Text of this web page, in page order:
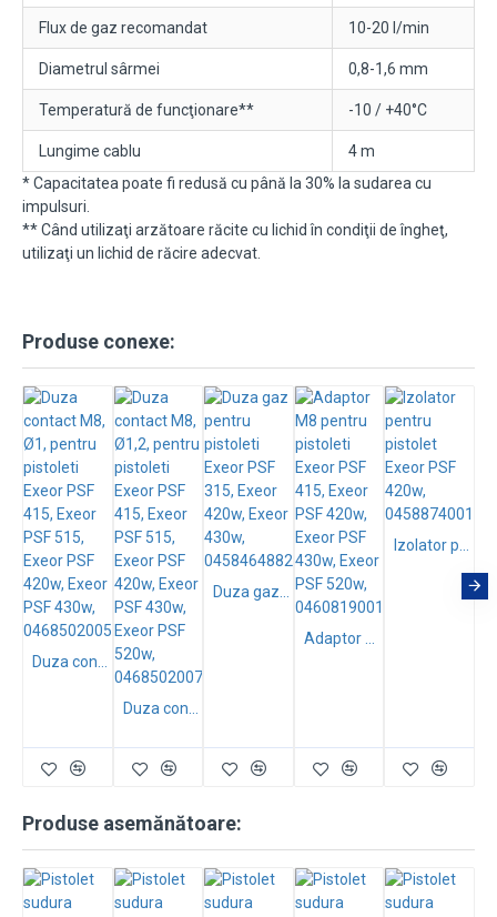
Flux de gaz recomandat 10-20 l/min
Diametrul sârmei 0,8-1,6 mm
Temperatură de funcţionare** -10 / +40°C
Lungime cablu
4 m
* Capacitatea poate fi redusă cu până la 30% la sudarea cu
impulsuri.
** Când utilizaţi arzătoare răcite cu lichid în condiţii de îngheţ,
utilizaţi un lichid de răcire adecvat.
Produse conexe:
Produse asemănătoare: